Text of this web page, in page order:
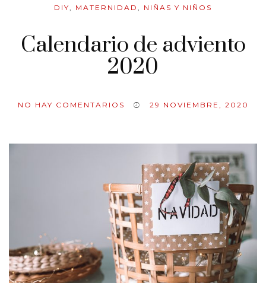
DIY, MATERNIDAD , NIÑAS Y NIÑOS
Calendario de adviento
2020
NO HAY COMENTARIOS 29 NOVIEMBRE, 2020